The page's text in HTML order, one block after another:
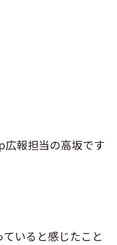
報担当の高坂です
いると感じたこと